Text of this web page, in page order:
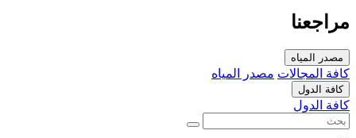
مراجعنا
مصدر المياه
كافة المجالات مصدر المياه
كافة الدول
كافة الدول